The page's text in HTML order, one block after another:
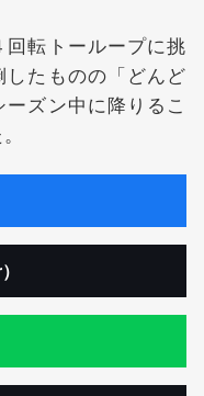
転トーループに挑
たものの「どんど
ズン中に降りるこ